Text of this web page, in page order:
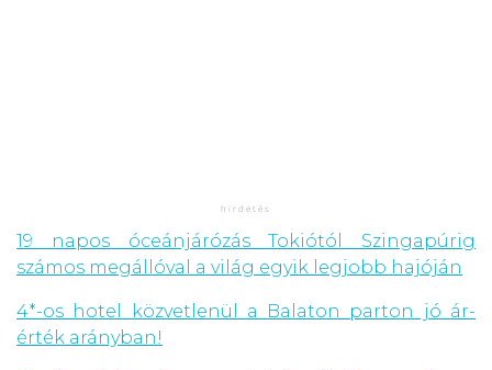
19 napos óceánjárózás Tokiótól Szingapúrig
számos megállóval a világ egyik legjobb hajóján
4*-os hotel közvetlenül a Balaton parton jó ár-
érték arányban!